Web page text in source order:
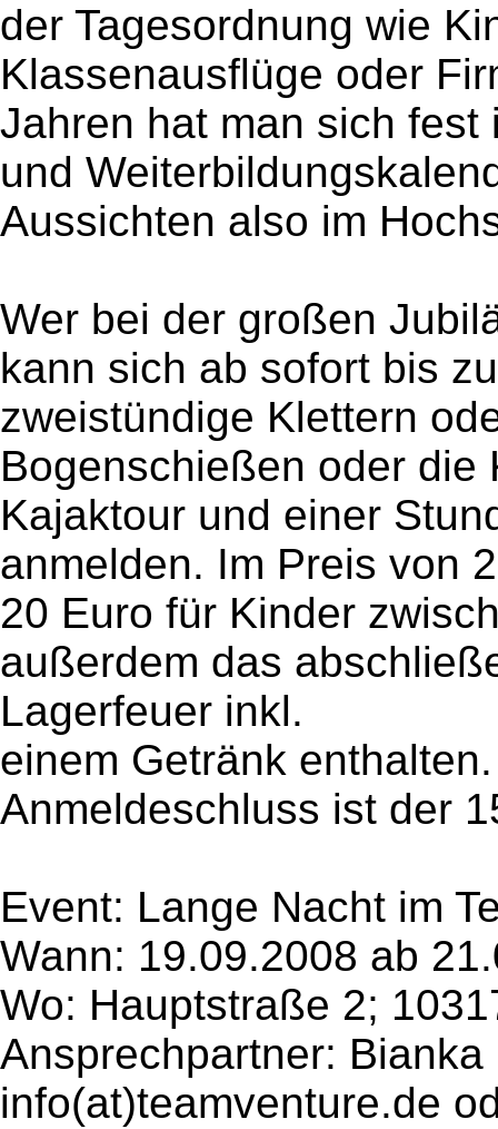
der Tagesordnung wie
Klassenausflüge oder
Jahren hat man sich
und
Aussichten also im
Wer bei der großen
kann sich ab sofort bis
zweistündige Klettern
Bogenschießen oder die
Kajaktour und einer
anmelden. Im Preis von
20 Euro für Kinder
außerdem das
Lagerfeuer inkl.
einem Getränk enthalten.
Anmeldeschluss ist der
Event: Lange Nacht im
Wann: 19.09.2008 ab
Wo: Hauptstraße 2;
Ansprechpartner: Bianka
info(at)teamventure.de